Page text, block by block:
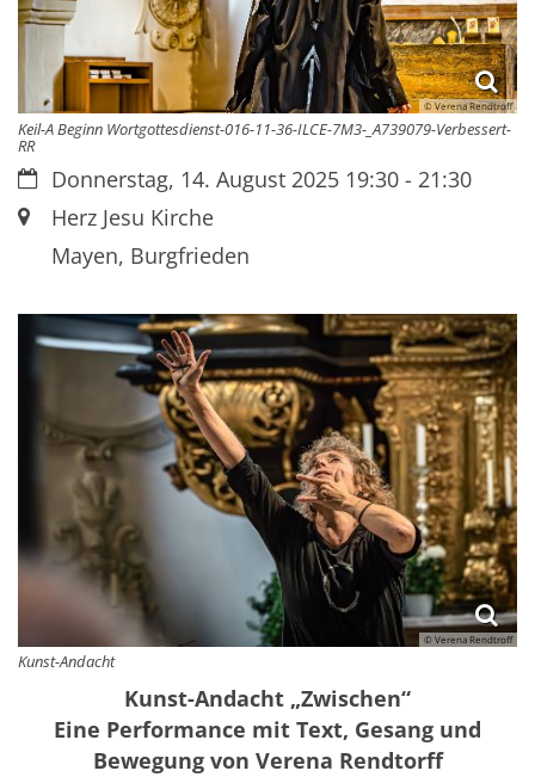
© Verena Rendtroff
Keil-A Beginn Wortgottesdienst-016-11-36-ILCE-7M3-_A739079-Verbessert-
RR
Datum:Donnerstag, 14. August 2025 19:30 - 21:30
Ort:Herz Jesu Kirche
Mayen, Burgfrieden
© Verena Rendtroff
Kunst-Andacht
Kunst-Andacht „Zwischen“
Eine Performance mit Text, Gesang und
Bewegung von Verena Rendtorff